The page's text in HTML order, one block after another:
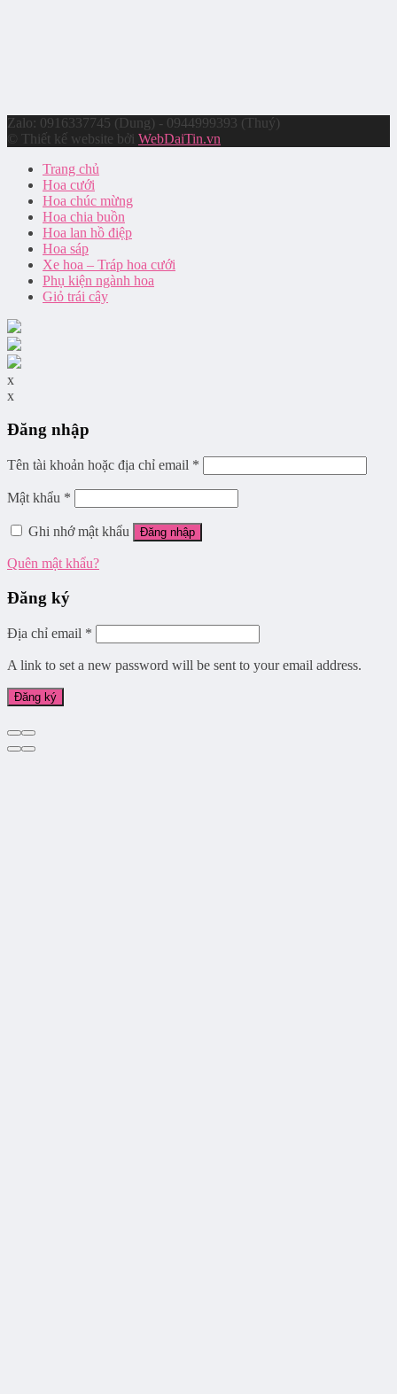
Zalo: 0916337745 (Dung) - 0944999393 (Thuý)
© Thiết kế website bởi WebDaiTin.vn
Trang chủ
Hoa cưới
Hoa chúc mừng
Hoa chia buồn
Hoa lan hồ điệp
Hoa sáp
Xe hoa – Tráp hoa cưới
Phụ kiện ngành hoa
Giỏ trái cây
x
x
Đăng nhập
Tên tài khoản hoặc địa chỉ email *
Mật khẩu *
Ghi nhớ mật khẩu Đăng nhập
Quên mật khẩu?
Đăng ký
Địa chỉ email *
A link to set a new password will be sent to your email address.
Đăng ký